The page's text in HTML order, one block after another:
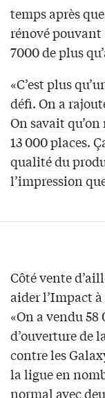
temps après
rénové
7000 de plus
«C’est plus
défi. On a
On savait
13 000 places.
qualité du
l’impression
Côté vente
aider l’Impact
«On a vendu
d’ouverture de
contre les
la ligue en
normal avec